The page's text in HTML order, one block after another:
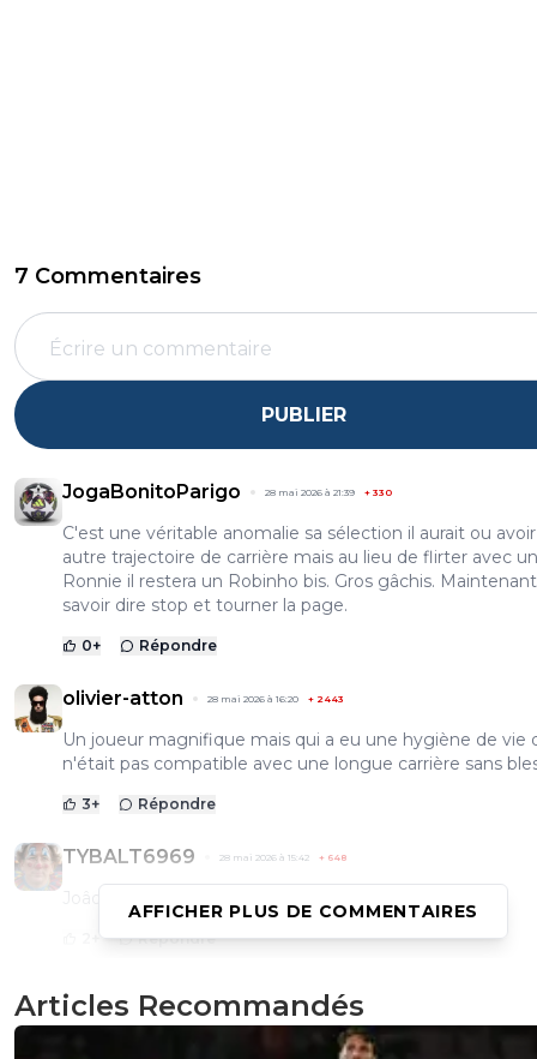
7 Commentaires
PUBLIER
JogaBonitoParigo 28 mai 2026 à 21:39 + 330
C'est une véritable anomalie sa sélection il aurait ou
autre trajectoire de carrière mais au lieu de flirter avec un
Ronnie il restera un Robinho bis. Gros gâchis.
savoir dire stop et tourner la page.
0+ Répondre
olivier-atton 28 mai 2026 à 16:20 + 2443
Un joueur magnifique mais qui a eu une hygiène de vie
n'était pas compatible avec une longue carrière sans
3+ Répondre
TYBALT6969 28 mai 2026 à 15:42 + 648
Répondre
JogaBonitoParigo 28 mai 2026 à 21:39
Vu le personnage j'ai envie de dire bien fait pour
AFFICHER PLUS DE COMMENTAIRES
Articles Recommandés